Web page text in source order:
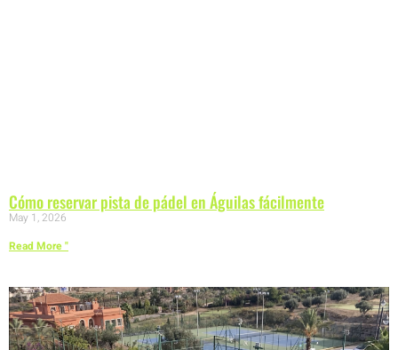
Cómo reservar pista de pádel en Águilas fácilmente
May 1, 2026
Read More "